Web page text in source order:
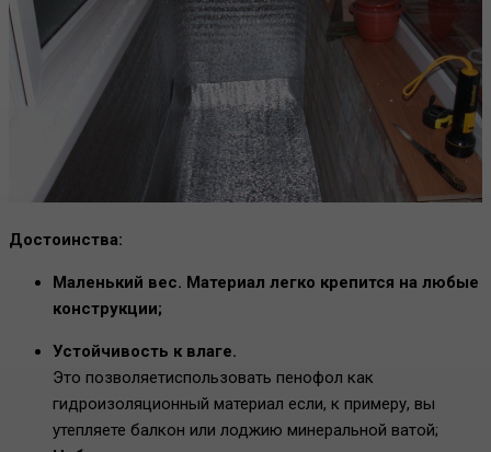
Достоинства:
Маленький вес. Материал легко крепится на любые
конструкции;
Устойчивость к влаге.
Это позволяетиспользовать пенофол как
гидроизоляционный материал если, к примеру, вы
утепляете балкон или лоджию минеральной ватой;